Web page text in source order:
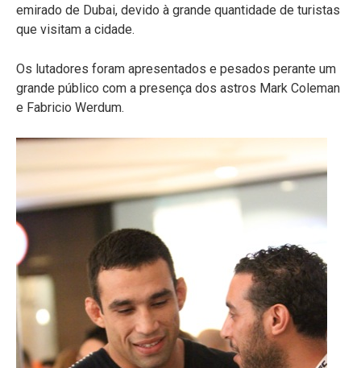
emirado de Dubai, devido à grande quantidade de turistas
que visitam a cidade.
Os lutadores foram apresentados e pesados perante um
grande público com a presença dos astros Mark Coleman
e Fabricio Werdum.